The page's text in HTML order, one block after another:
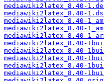
mediawiki2latex_8.40-
mediawiki2latex_8.40-
mediawiki2latex_8.40-
mediawiki2latex_8.40-
mediawiki2latex_8.40-
mediawiki2latex_8.40-
mediawiki2latex_8.40-
mediawiki2latex_8.40-
mediawiki2latex_8.40-
mediawiki2latex_8.40-